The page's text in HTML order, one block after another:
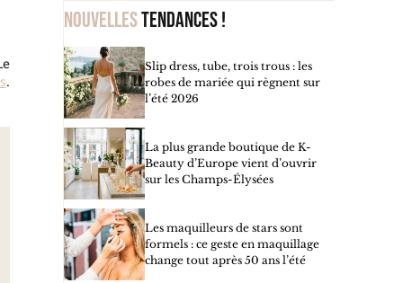
Nouvellestendances !
Slip dress, tube, trois trous : les
robes de mariée qui règnent sur
l’été 2026
La plus grande boutique de K-
Beauty d’Europe vient d’ouvrir
sur les Champs-Élysées
Les maquilleurs de stars sont
formels : ce geste en maquillage
change tout après 50 ans l’été
.